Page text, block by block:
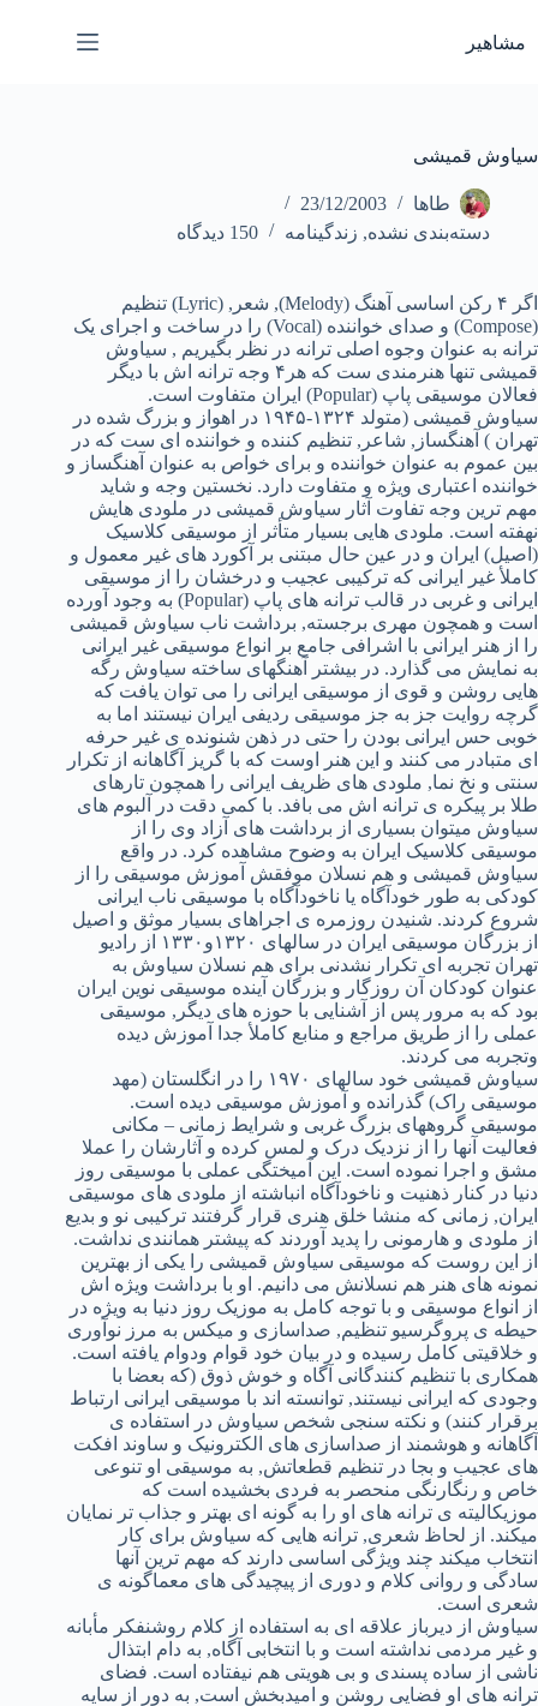
محتوا
مشاهیر
سیاوش قمیشی
طاها
23/12/2003
دسته‌بندی نشده, زندگینامه 150 دیدگاه
اگر ۴ رکن اساسی آهنگ (Melody), شعر, (Lyric) تنظیم
(Compose) و صدای خواننده (Vocal) را در ساخت و اجرای یک
ترانه به عنوان وجوه اصلی ترانه در نظر بگیریم , سیاوش
قمیشی تنها هنرمندی ست که هر۴ وجه ترانه اش با دیگر
فعالان موسیقی پاپ (Popular) ایران متفاوت است.
سیاوش قمیشی (متولد ۱۳۲۴-۱۹۴۵ در اهواز و بزرگ شده در
تهران ) آهنگساز, شاعر, تنظیم کننده و خواننده ای ست که در
بین عموم به عنوان خواننده و برای خواص به عنوان آهنگساز و
خواننده اعتباری ویژه و متفاوت دارد. نخستین وجه و شاید
مهم ترین وجه تفاوت آثار سیاوش قمیشی در ملودی هایش
نهفته است. ملودی هایی بسیار متأثر از موسیقی کلاسیک
(اصیل) ایران و در عین حال مبتنی بر آکورد های غیر معمول و
کاملأ غیر ایرانی که ترکیبی عجیب و درخشان را از موسیقی
ایرانی و غربی در قالب ترانه های پاپ (Popular) به وجود آورده
است و همچون مهری برجسته, برداشت ناب سیاوش قمیشی
را از هنر ایرانی با اشرافی جامع بر انواع موسیقی غیر ایرانی
به نمایش می گذارد. در بیشتر آهنگهای ساخته سیاوش رگه
هایی روشن و قوی از موسیقی ایرانی را می توان یافت که
گرچه روایت جز به جز موسیقی ردیفی ایران نیستند اما به
خوبی حس ایرانی بودن را حتی در ذهن شنونده ی غیر حرفه
ای متبادر می کنند و این هنر اوست که با گریز آگاهانه از تکرار
سنتی و نخ نما, ملودی های ظریف ایرانی را همچون تارهای
طلا بر پیکره ی ترانه اش می بافد. با کمی دقت در آلبوم های
سیاوش میتوان بسیاری از برداشت های آزاد وی را از
موسیقی کلاسیک ایران به وضوح مشاهده کرد. در واقع
سیاوش قمیشی و هم نسلان موفقش آموزش موسیقی را از
کودکی به طور خودآگاه یا ناخودآگاه با موسیقی ناب ایرانی
شروع کردند. شنیدن روزمره ی اجراهای بسیار موثق و اصیل
از بزرگان موسیقی ایران در سالهای ۱۳۲۰و۱۳۳۰ از رادیو
تهران تجربه ای تکرار نشدنی برای هم نسلان سیاوش به
عنوان کودکان آن روزگار و بزرگان آینده موسیقی نوین ایران
بود که به مرور پس از آشنایی با حوزه های دیگر, موسیقی
عملی را از طریق مراجع و منابع کاملأ جدا آموزش دیده
وتجربه می کردند.
سیاوش قمیشی خود سالهای ۱۹۷۰ را در انگلستان (مهد
موسیقی راک) گذرانده و آموزش موسیقی دیده است.
موسیقی گروههای بزرگ غربی و شرایط زمانی – مکانی
فعالیت آنها را از نزدیک درک و لمس کرده و آثارشان را عملا
مشق و اجرا نموده است. این آمیختگی عملی با موسیقی روز
دنیا در کنار ذهنیت و ناخودآگاه انباشته از ملودی های موسیقی
ایران, زمانی که منشا خلق هنری قرار گرفتند ترکیبی نو و بدیع
از ملودی و هارمونی را پدید آوردند که پیشتر همانندی نداشت.
از این روست که موسیقی سیاوش قمیشی را یکی از بهترین
نمونه های هنر هم نسلانش می دانیم. او با برداشت ویژه اش
از انواع موسیقی و با توجه کامل به موزیک روز دنیا به ویژه در
حیطه ی پروگرسیو تنظیم, صداسازی و میکس به مرز نوآوری
و خلاقیتی کامل رسیده و در بیان خود قوام ودوام یافته است.
همکاری با تنظیم کنندگانی آگاه و خوش ذوق (که بعضا با
وجودی که ایرانی نیستند, توانسته اند با موسیقی ایرانی ارتباط
برقرار کنند) و نکته سنجی شخص سیاوش در استفاده ی
آگاهانه و هوشمند از صداسازی های الکترونیک و ساوند افکت
های عجیب و بجا در تنظیم قطعاتش, به موسیقی او تنوعی
خاص و رنگارنگی منحصر به فردی بخشیده است که
موزیکالیته ی ترانه های او را به گونه ای بهتر و جذاب تر نمایان
میکند. از لحاظ شعری, ترانه هایی که سیاوش برای کار
انتخاب میکند چند ویژگی اساسی دارند که مهم ترین آنها
سادگی و روانی کلام و دوری از پیچیدگی های معماگونه ی
شعری است.
سیاوش از دیرباز علاقه ای به استفاده از کلام روشنفکر مأبانه
و غیر مردمی نداشته است و با انتخابی آگاه, به دام ابتذال
ناشی از ساده پسندی و بی هویتی هم نیفتاده است. فضای
ترانه های او فضایی روشن و امیدبخش است, به دور از سایه